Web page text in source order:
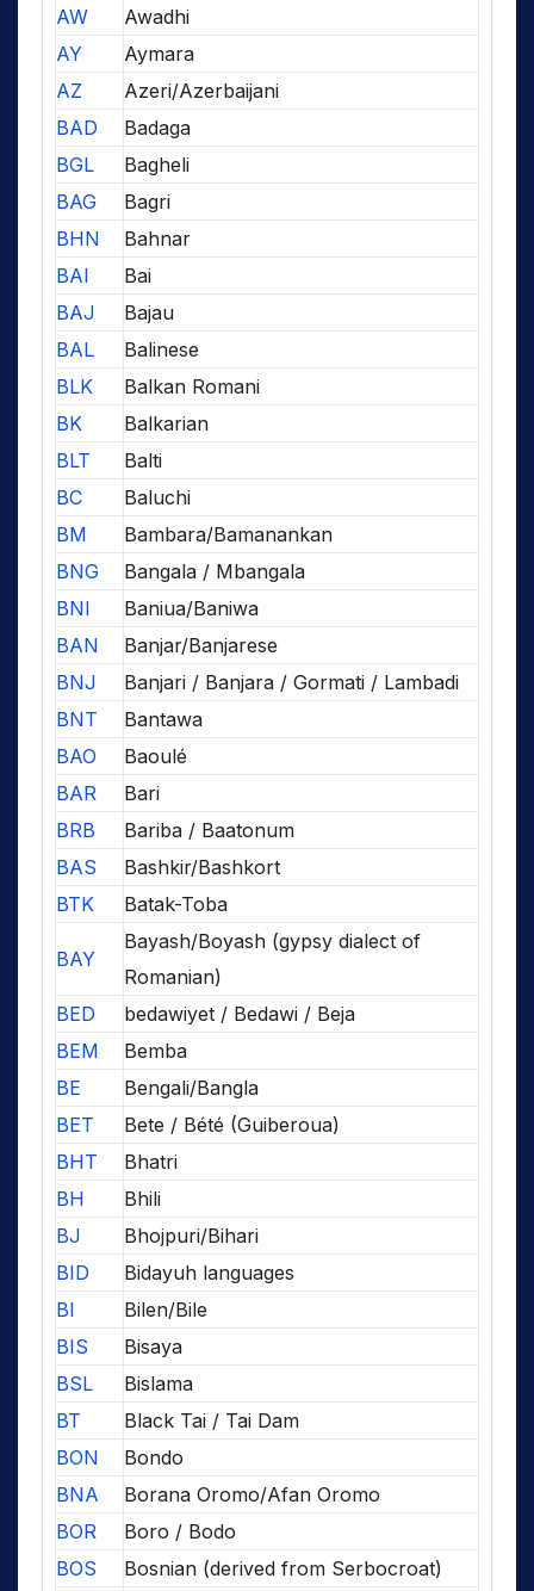
AW
Awadhi
AY
Aymara
AZ
Azeri/Azerbaijani
BAD
Badaga
BGL
Bagheli
BAG
Bagri
BHN
Bahnar
BAI
Bai
BAJ
Bajau
BAL
Balinese
BLK
Balkan Romani
BK
Balkarian
BLT
Balti
BC
Baluchi
BM
Bambara/Bamanankan
BNG
Bangala / Mbangala
BNI
Baniua/Baniwa
BAN
Banjar/Banjarese
BNJ
Banjari / Banjara / Gormati / Lambadi
BNT
Bantawa
BAO
Baoulé
BAR
Bari
BRB
Bariba / Baatonum
BAS
Bashkir/Bashkort
BTK
Batak-Toba
BAY
Bayash/Boyash (gypsy dialect of
Romanian)
BED
bedawiyet / Bedawi / Beja
BEM
Bemba
BE
Bengali/Bangla
BET
Bete / Bété (Guiberoua)
BHT
Bhatri
BH
Bhili
BJ
Bhojpuri/Bihari
BID
Bidayuh languages
BI
Bilen/Bile
BIS
Bisaya
BSL
Bislama
BT
Black Tai / Tai Dam
BON
Bondo
BNA
Borana Oromo/Afan Oromo
BOR
Boro / Bodo
BOS
Bosnian (derived from Serbocroat)